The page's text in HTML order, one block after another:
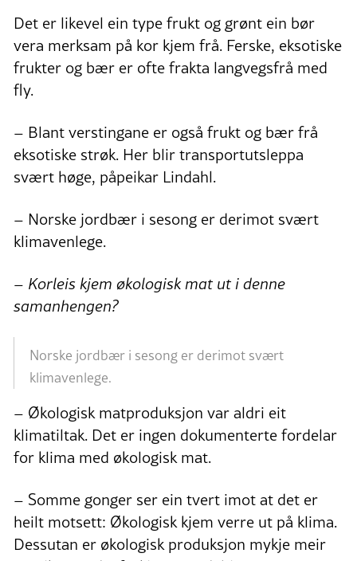
Det er likevel ein type frukt og grønt ein bør
vera merksam på kor kjem frå. Ferske, eksotiske
frukter og bær er ofte frakta langvegsfrå med
fly.
– Blant verstingane er også frukt og bær frå
eksotiske strøk. Her blir transportutsleppa
svært høge, påpeikar Lindahl.
– Norske jordbær i sesong er derimot svært
klimavenlege.
– Korleis kjem økologisk mat ut i denne
samanhengen?
Norske jordbær i sesong er derimot svært
klimavenlege.
– Økologisk matproduksjon var aldri eit
klimatiltak. Det er ingen dokumenterte fordelar
for klima med økologisk mat.
– Somme gonger ser ein tvert imot at det er
heilt motsett: Økologisk kjem verre ut på klima.
Dessutan er økologisk produksjon mykje meir